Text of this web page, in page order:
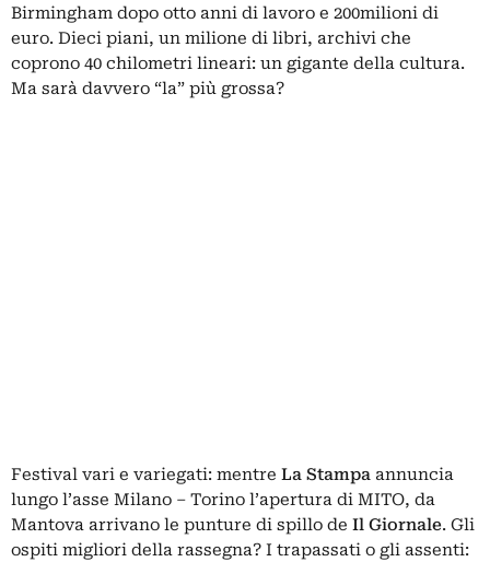
Birmingham dopo otto anni di lavoro e 200milioni di
euro. Dieci piani, un milione di libri, archivi che
coprono 40 chilometri lineari: un gigante della cultura.
Ma sarà davvero “la” più grossa?
Festival vari e variegati: mentre La Stampa annuncia
lungo l’asse Milano – Torino l’apertura di MITO, da
Mantova arrivano le punture di spillo de Il Giornale. Gli
ospiti migliori della rassegna? I trapassati o gli assenti: